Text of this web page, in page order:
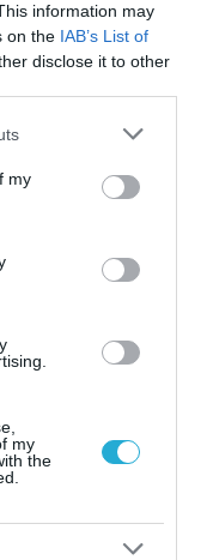
information may
on the IAB’s List of
disclose it to other
one or more Google
You may click to
third-party tags to
in below Google
my
my
the
Google
τις ειδήσεις